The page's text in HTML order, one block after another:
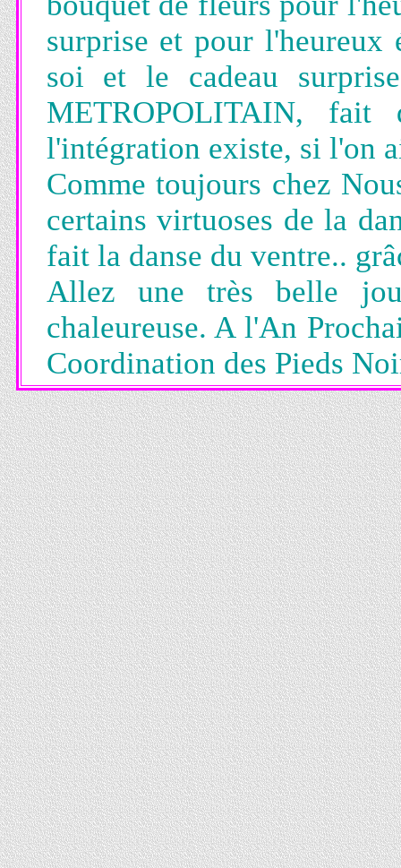
surprise et pour
soi et le cadeau
METROPOLITAIN,
l'intégration existe, si l'on
Comme toujours chez
certains virtuoses de la
fait la danse du ventre..
Allez une très belle
chaleureuse. A l'An
Coordination des Pieds